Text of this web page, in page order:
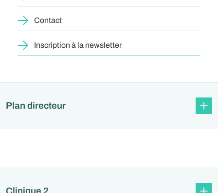
Contact
Inscription à la newsletter
Plan directeur
Clinique 2